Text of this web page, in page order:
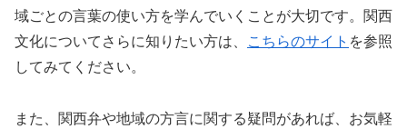
域ごとの言葉の使い方を学んでいくことが大切です。関西
文化についてさらに知りたい方は、
こちらのサイト を参照
してみてください。
また、関西弁や地域の方言に関する疑問があれば、お気軽